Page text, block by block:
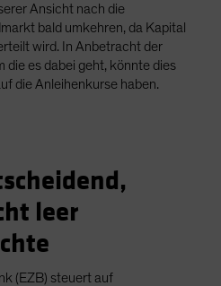
Ansicht nach die
bald umkehren, da Kapital
wird. In Anbetracht der
die es dabei geht, könnte dies
die Anleihenkurse haben.
leer
(EZB) steuert auf